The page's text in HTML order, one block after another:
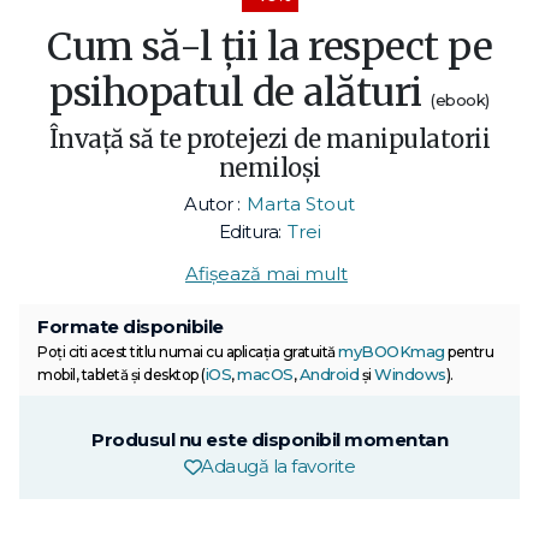
Cum să-l ții la respect pe
psihopatul de alături(ebook)
Învață să te protejezi de manipulatorii
nemiloși
Autor : Marta Stout
Editura: Trei
Afișează mai mult
Formate disponibile
Poți citi acest titlu numai cu aplicația gratuitămyBOOKmag pentru
mobil, tabletă și desktop (iOS,macOS,Android și Windows).
Produsul nu este disponibil momentan
Adaugă la favorite